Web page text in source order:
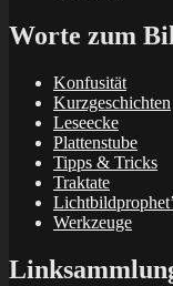
Worte zum
Konfusität
Kurzgeschichten
Leseecke
Plattenstube
Tipps & Tricks
Traktate
Werkzeuge